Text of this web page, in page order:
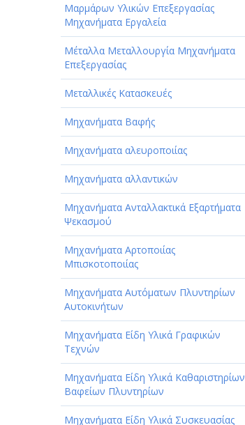
Μαρμάρων Υλικών Επεξεργασίας
Μηχανήματα Εργαλεία
Μέταλλα Μεταλλουργία Μηχανήματα
Επεξεργασίας
Μεταλλικές Κατασκευές
Μηχανήματα Βαφής
Μηχανήματα αλευροποιίας
Μηχανήματα αλλαντικών
Μηχανήματα Ανταλλακτικά Εξαρτήματα
Ψεκασμού
Μηχανήματα Αρτοποιίας
Μπισκοτοποιίας
Μηχανήματα Αυτόματων Πλυντηρίων
Αυτοκινήτων
Μηχανήματα Είδη Υλικά Γραφικών
Τεχνών
Μηχανήματα Είδη Υλικά Καθαριστηρίων
Βαφείων Πλυντηρίων
Μηχανήματα Είδη Υλικά Συσκευασίας